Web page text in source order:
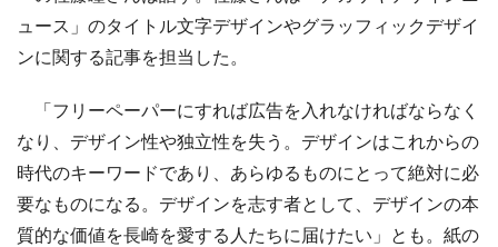
ュース」のタイトル文字デザインやグラッフィックデザイ
ンに関する記事を担当した。
「フリーペーパーにすれば広告を入れなければならなく
なり、デザイン性や独立性を失う。デザインはこれからの
時代のキーワードであり、あらゆるものにとって絶対に必
要なものになる。デザインを志す者として、デザインの本
質的な価値を長崎を愛する人たちに届けたい」とも。紙の